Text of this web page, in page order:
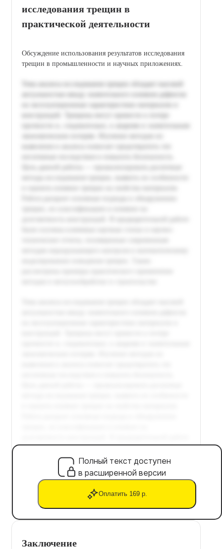
исследования трещин в
практической деятельности
Обсуждение использования результатов исследования
трещин в промышленности и научных приложениях.
Полный текст доступен
в расширенной версии
Оплатить 169 р.
Заключение